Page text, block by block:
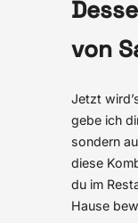
von
Jetzt
gebe ich
sondern
diese
du im
Hause